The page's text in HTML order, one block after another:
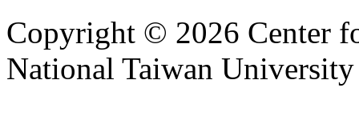
Copyright © 2026 Center
National Taiwan University